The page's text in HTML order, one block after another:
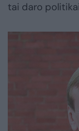
tai daro